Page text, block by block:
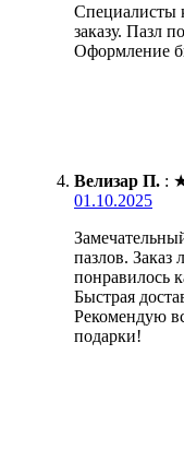
Специалисты
заказу. Пазл
Оформление
Велизар П. :
01.10.2025
пазлов. Заказ
понравилось
Быстрая
Рекомендую
подарки!